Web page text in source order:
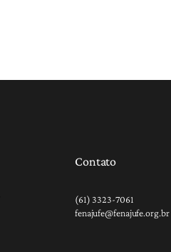
Contato
(61) 3323-7061
fenajufe@fenajufe.org.br